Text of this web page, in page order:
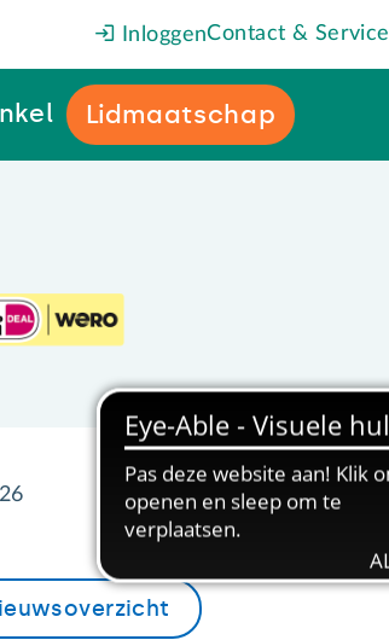
InloggenContact & Service
Lidmaatschap